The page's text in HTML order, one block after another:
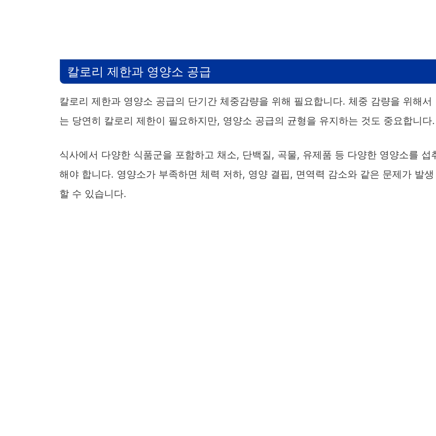
칼로리 제한과 영양소 공급
칼로리 제한과 영양소 공급의 단기간 체중감량을 위해 필요합니다. 체중 감량을 위해서
는 당연히 칼로리 제한이 필요하지만, 영양소 공급의 균형을 유지하는 것도 중요합니다.
식사에서 다양한 식품군을 포함하고 채소, 단백질, 곡물, 유제품 등 다양한 영양소를 섭
해야 합니다. 영양소가 부족하면 체력 저하, 영양 결핍, 면역력 감소와 같은 문제가 발생
할 수 있습니다.